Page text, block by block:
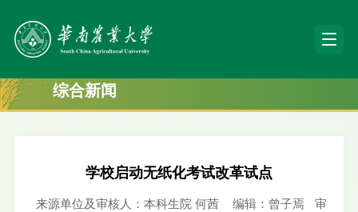
综合新闻
学校启动无纸化考试改革试点
来源单位及审核人：本科生院 何茜 编辑：曾子焉
审